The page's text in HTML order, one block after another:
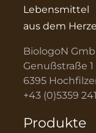
Lebensmittel
aus dem
BiologoN
Genußstraße 1
6395
+43 (0)5359
Produkte